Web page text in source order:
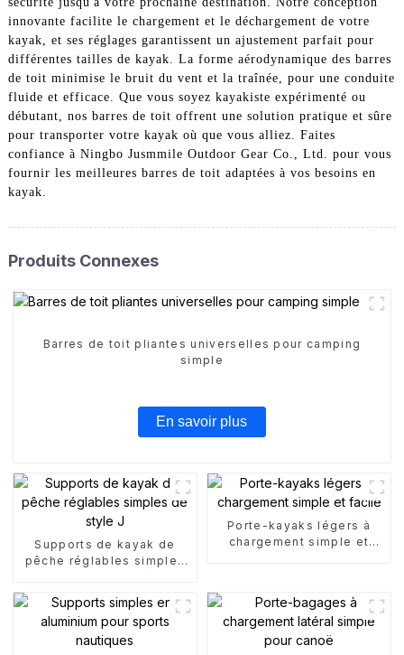
innovante facilite le chargement et le déchargement de votre
kayak, et ses réglages garantissent un ajustement parfait pour
différentes tailles de kayak. La forme aérodynamique des barres
de toit minimise le bruit du vent et la traînée, pour une conduite
fluide et efficace. Que vous soyez kayakiste expérimenté ou
débutant, nos barres de toit offrent une solution pratique et sûre
pour transporter votre kayak où que vous alliez. Faites
confiance à Ningbo Jusmmile Outdoor Gear Co., Ltd. pour vous
fournir les meilleures barres de toit adaptées à vos besoins en
kayak.
Produits Connexes
Barres de toit pliantes universelles pour camping
simple
En savoir plus
Supports de kayak de
pêche réglables simples
Porte-kayaks légers à
chargement simple et